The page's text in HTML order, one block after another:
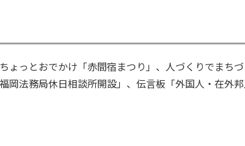
ょっとおでかけ「赤間宿まつり」、人づくりでまち
岡法務局休日相談所開設」、伝言板「外国人・在外